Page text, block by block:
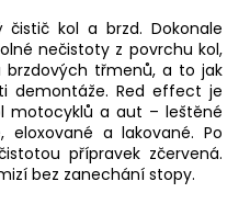
kol a brzd. Dokonale
nečistoty z povrchu kol,
brzdových třmenů, a to jak
demontáže. Red effect je
motocyklů a aut – leštěné
eloxované a lakované. Po
přípravek zčervená.
bez zanechání stopy.